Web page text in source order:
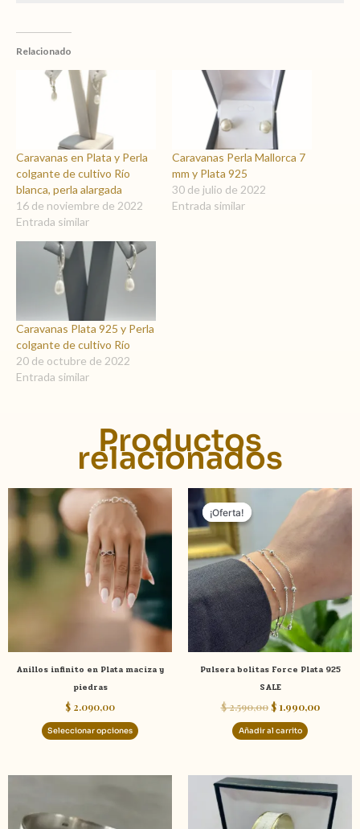
Relacionado
Caravanas en Plata y Perla
colgante de cultivo Río
blanca, perla alargada
16 de noviembre de 2022
Entrada similar
Caravanas Perla Mallorca 7
mm y Plata 925
30 de julio de 2022
Entrada similar
Caravanas Plata 925 y Perla
colgante de cultivo Río
20 de octubre de 2022
Entrada similar
Productos
relacionados
Anillos infinito en Plata maciza y
piedras
$ 2.090,00
Seleccionar opciones
Este
tiene
múltiples
variantes.
Las
opciones
se
elegir
en
de
¡Oferta!
¡Oferta!
Pulsera bolitas Force Plata 925
SALE
$2.590,00
precio
original
era:
$ 2.590,00.
$1.990,00
El
precio
Añadir al carrito
Este
tiene